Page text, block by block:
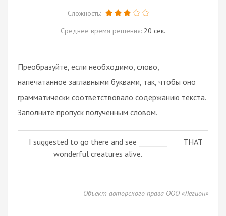
Сложность:
Среднее время решения: 20 сек.
Преобразуйте, если необходимо, слово,
напечатанное заглавными буквами, так, чтобы оно
грамматически соответствовало содержанию текста.
Заполните пропуск полученным словом.
I suggested to go there and see ________
wonderful creatures alive.
THAT
Объект авторского права ООО «Легион»